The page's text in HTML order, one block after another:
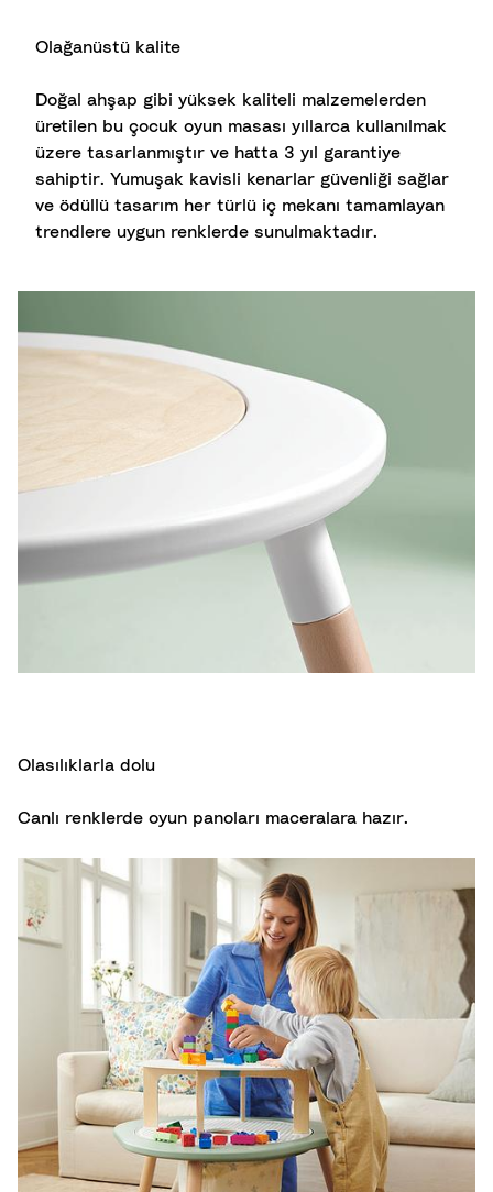
Olağanüstü kalite
Doğal ahşap gibi yüksek kaliteli malzemelerden
üretilen bu çocuk oyun masası yıllarca kullanılmak
üzere tasarlanmıştır ve hatta 3 yıl garantiye
sahiptir. Yumuşak kavisli kenarlar güvenliği sağlar
ve ödüllü tasarım her türlü iç mekanı tamamlayan
trendlere uygun renklerde sunulmaktadır.
Olasılıklarla dolu
Canlı renklerde oyun panoları maceralara hazır.